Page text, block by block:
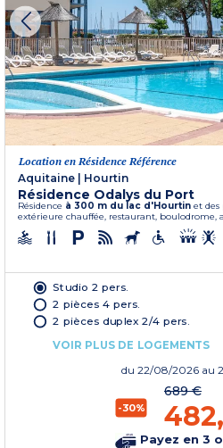
Location en Résidence Référence
Aquitaine
Hourtin
Résidence Odalys du Port
Résidence à 300 m du lac d'Hourtin et des
extérieure chauffée, restaurant, boulodrome,
Studio 2 pers.
2 pièces 4 pers.
2 pièces duplex 2/4 pers.
VOIR PLUS DE LOGEMENTS
du 22/08/2026 au
-30%
689 €
Payez en 3